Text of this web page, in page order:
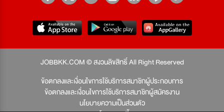
JOBBKK.COM © สงวนลิขสิทธิ์ All Right Reserved
ข้อตกลงและเงื่อนไขการใช้บริการสมาชิกผู้ประกอบการ
ข้อตกลงและเงื่อนไขการใช้บริการสมาชิกผู้สมัครงาน
นโยบายความเป็นส่วนตัว